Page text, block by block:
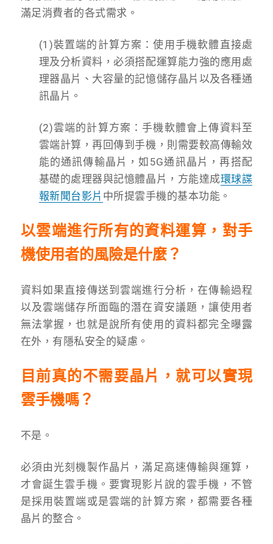
滿足消費者的各式需求。
(1)裝置端的計算方案：使用手機軟體直接處
理及分析資料，必須搭配運算能力強的應用處
理器晶片、大容量的記憶儲存晶片以及各種通
訊晶片。
(2)雲端的計算方案：手機軟體會上傳資料至
雲端計算，再回傳到手機，則需要較高傳輸效
能的通訊傳輸晶片，如5G通訊晶片，再搭配
基礎的處理器與記憶體晶片，方能達成環球諜
報新聞台影片 中所提雲手機的基本功能。
以雲端進行所有的資料運算，對手
機使用者的風險是什麼？
資料如果直接傳送到雲端進行分析，在傳輸過程
以及雲端儲存所面臨的潛在資安議題，讓使用者
無法掌握，也就是說所有使用的資料都完全曝露
在外，有隱私安全的疑慮。
目前真的不需要晶片，就可以實現
雲手機嗎？
不是。
必須由光刻機製作晶片，滿足高速傳輸與運算，
才會誕生雲手機。要實現影片說的雲手機，不管
是採用裝置端或是雲端的計算方案，都需要各種
晶片的整合。